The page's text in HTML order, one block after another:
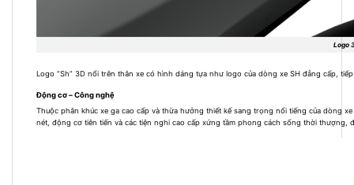
Logo
Logo “Sh” 3D nổi trên thân xe có hình dáng tựa như logo của dòng xe SH đẳng cấp,
Động cơ – Công nghệ
Thuộc phân khúc xe ga cao cấp và thừa hưởng thiết kế sang trọng nổi tiếng của dòng
nét, động cơ tiên tiến và các tiện nghi cao cấp xứng tầm phong cách sống thời thượng,